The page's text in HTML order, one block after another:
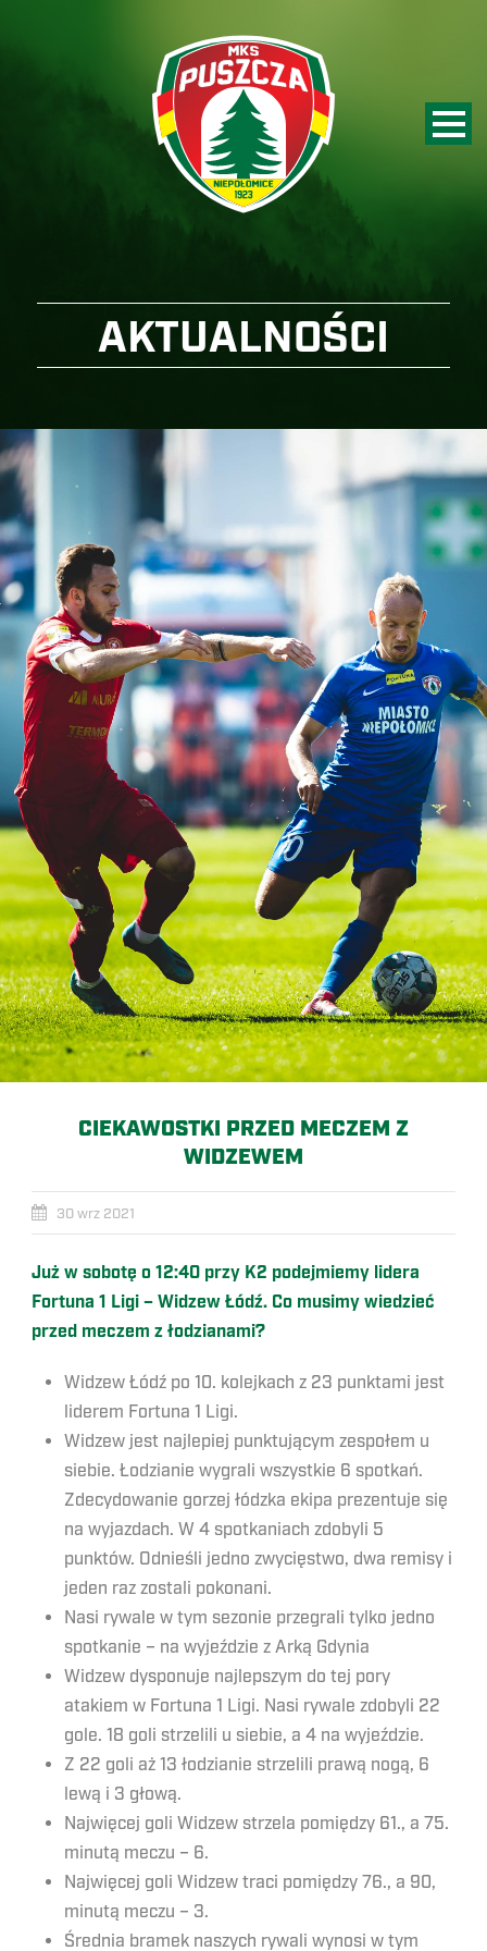
AKTUALNOŚCI
CIEKAWOSTKI PRZED MECZEM Z
WIDZEWEM
30 wrz 2021
Już w sobotę o 12:40 przy K2 podejmiemy lidera
Fortuna 1 Ligi – Widzew Łódź. Co musimy wiedzieć
przed meczem z łodzianami?
Widzew Łódź po 10. kolejkach z 23 punktami jest
liderem Fortuna 1 Ligi.
Widzew jest najlepiej punktującym zespołem u
siebie. Łodzianie wygrali wszystkie 6 spotkań.
Zdecydowanie gorzej łódzka ekipa prezentuje się
na wyjazdach. W 4 spotkaniach zdobyli 5
punktów. Odnieśli jedno zwycięstwo, dwa remisy i
jeden raz zostali pokonani.
Nasi rywale w tym sezonie przegrali tylko jedno
spotkanie – na wyjeździe z Arką Gdynia
Widzew dysponuje najlepszym do tej pory
atakiem w Fortuna 1 Ligi. Nasi rywale zdobyli 22
gole. 18 goli strzelili u siebie, a 4 na wyjeździe.
Z 22 goli aż 13 łodzianie strzelili prawą nogą, 6
lewą i 3 głową.
Najwięcej goli Widzew strzela pomiędzy 61., a 75.
minutą meczu – 6.
Najwięcej goli Widzew traci pomiędzy 76., a 90,
minutą meczu – 3.
Średnia bramek naszych rywali wynosi w tym